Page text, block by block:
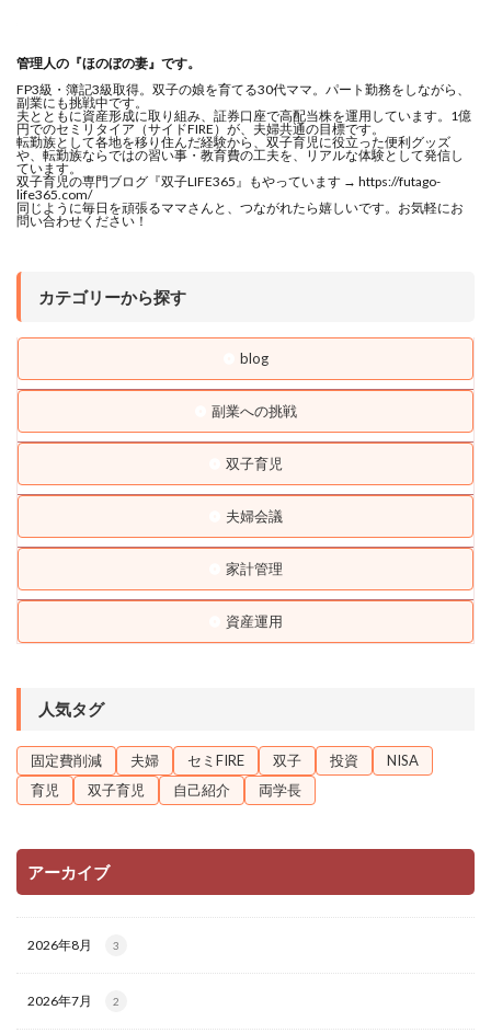
管理人の『ほのぼの妻』です。
FP3級・簿記3級取得。双子の娘を育てる30代ママ。パート勤務をしながら、
副業にも挑戦中です。
夫とともに資産形成に取り組み、証券口座で高配当株を運用しています。1億
円でのセミリタイア（サイドFIRE）が、夫婦共通の目標です。
転勤族として各地を移り住んだ経験から、双子育児に役立った便利グッズ
や、転勤族ならではの習い事・教育費の工夫を、リアルな体験として発信し
ています。
双子育児の専門ブログ『双子LIFE365』もやっています → https://futago-
life365.com/
同じように毎日を頑張るママさんと、つながれたら嬉しいです。お気軽にお
問い合わせください！
カテゴリーから探す
blog
副業への挑戦
双子育児
夫婦会議
家計管理
資産運用
人気タグ
固定費削減 夫婦 セミFIRE 双子 投資
NISA
育児
双子育児 自己紹介 両学長
アーカイブ
2026年8月 3
2026年7月 2